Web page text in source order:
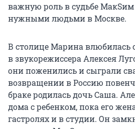
важную роль в судьбе
нужными людьми в Москве.
В столице Марина влюбилась
в звукорежиссера Алексея
они поженились и сыграли
возвращении в Россию
браке родилась дочь Саша.
дома с ребенком, пока его
гастролях и в студии. Он